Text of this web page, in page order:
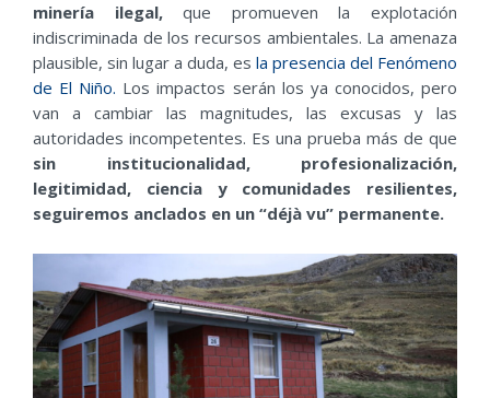
minería ilegal,que promueven la explotación
indiscriminada de los recursos ambientales. La amenaza
plausible, sin lugar a duda, es la presencia del Fenómeno
de El Niño. Los impactos serán los ya conocidos, pero
van a cambiar las magnitudes, las excusas y las
autoridades incompetentes. Es una prueba más de que
sin institucionalidad, profesionalización,
legitimidad, ciencia y comunidades resilientes,
seguiremos anclados en un “déjà vu” permanente.